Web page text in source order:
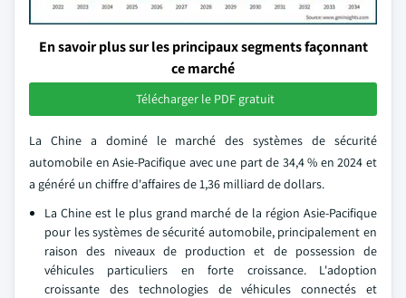
En savoir plus sur les principaux segments façonnant
ce marché
Télécharger le PDF gratuit
La Chine a dominé le marché des systèmes de sécurité
automobile en Asie-Pacifique avec une part de 34,4 % en 2024 et
a généré un chiffre d'affaires de 1,36 milliard de dollars.
La Chine est le plus grand marché de la région Asie-Pacifique
pour les systèmes de sécurité automobile, principalement en
raison des niveaux de production et de possession de
véhicules particuliers en forte croissance. L'adoption
croissante des technologies de véhicules connectés et